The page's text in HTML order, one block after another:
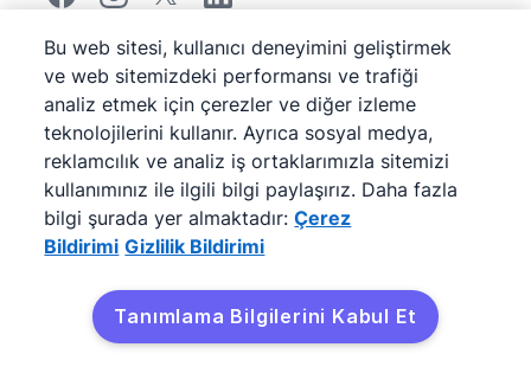
© 2026Pipedrive
Pipedrive
Hizmet Koşulları
Pipedrive
Gizlilik Bildirimi
Site haritası
Çerez Bildirimi
Çerez Tercihleri
Pipedrive Web Tabanlı Bir Satış CRM'idir.
Bu web sitesi, kullanıcı deneyimini geliştirmek
ve web sitemizdeki performansı ve trafiği
analiz etmek için çerezler ve diğer izleme
teknolojilerini kullanır. Ayrıca sosyal medya,
reklamcılık ve analiz iş ortaklarımızla sitemizi
kullanımınız ile ilgili bilgi paylaşırız. Daha fazla
bilgi şurada yer almaktadır: Çerez
Bildirimi Gizlilik Bildirimi
Tanımlama Bilgilerini Kabul Et